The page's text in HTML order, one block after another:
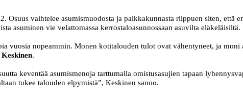
vaihtelee asumismuodosta ja paikkakunnasta riippuen siten, että
asuminen vie velattomassa kerrostaloasunnossaan asuvilta eläkeläisiltä.
nopeammin. Monen kotitalouden tulot ovat vähentyneet, ja moni
Keskinen.
keventää asumismenoja tarttumalla omistusasujien tapaan
tukee talouden elpymistä”, Keskinen sanoo.